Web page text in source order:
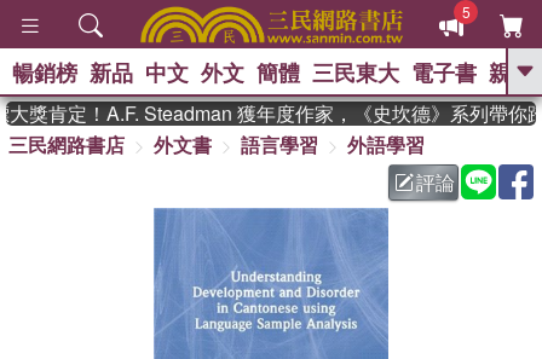
5
GO
熱搜： 東野圭吾 、 高希均教授回憶錄
父親節 、 如果歷
暑期推薦 、 國際布克
、
登輝時代
偉大的迷走神經
暢銷榜 新品 中文 外文 簡體 三民東大 電子書 親子
獎肯定！A.F. Steadman 獲年度作家，《史坎德》系列帶你踏
三民網路書店
外文書 語言學習
外語學習
評論